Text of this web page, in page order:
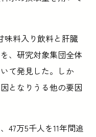
味料入り飲料と肝臓
、研究対象集団全体
て発見した。しか
となりうる他の要因
47万5千人を11年間追